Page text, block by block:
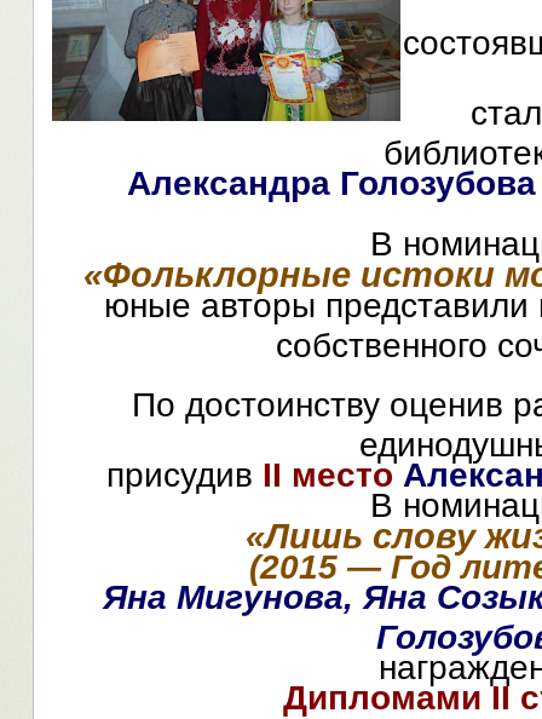
Александра
В
«Фольклорные истоки
юные авторы представили
собственного
По достоинству оценив
присудив II место
В
«Лишь слову
(2015 — Год
Яна Мигунова, Яна
ДипломамиII